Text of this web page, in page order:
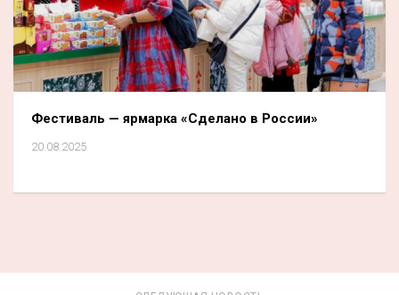
Фестиваль — ярмарка «Сделано в России»
20.08.2025